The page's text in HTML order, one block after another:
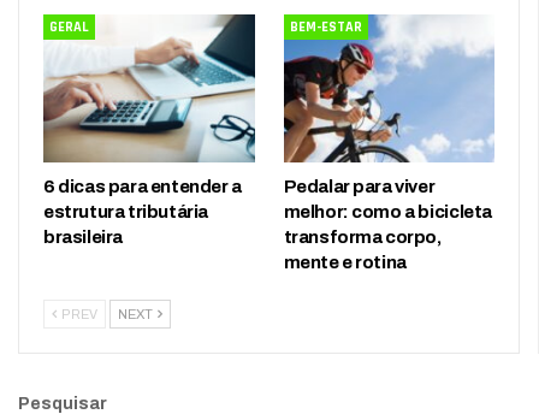
GERAL
6 dicas para entender a
estrutura tributária
brasileira
BEM-ESTAR
Pedalar para viver
melhor: como a bicicleta
transforma corpo,
mente e rotina
PREV NEXT
Pesquisar